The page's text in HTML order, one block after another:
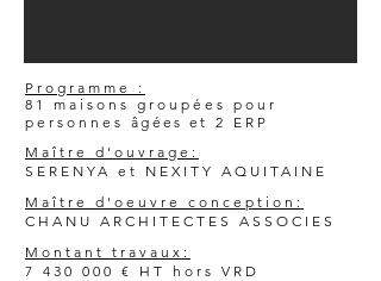
Programme :
81 maisons groupées pour
personnes âgées et 2 ERP
Maître d'ouvrage:
SERENYA et NEXITY AQUITAINE
Maître d'oeuvre conception:
CHANU ARCHITECTES ASSOCIES
Montant travaux:
7 430 000 € HT hors VRD